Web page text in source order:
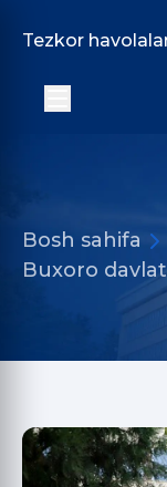
Tezkor
Bosh sahifa
Buxoro